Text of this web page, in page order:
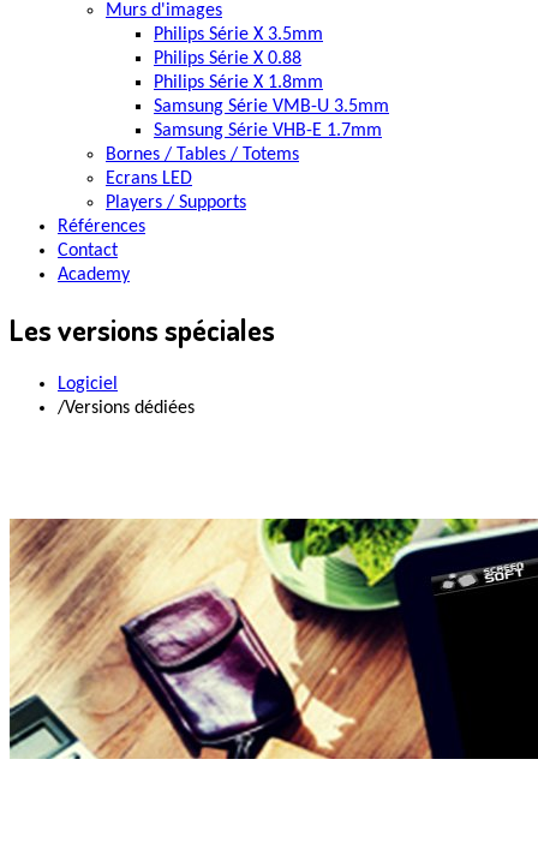
Murs d'images
Philips Série X 3.5mm
Philips Série X 0.88
Philips Série X 1.8mm
Samsung Série VMB-U 3.5mm
Samsung Série VHB-E 1.7mm
Bornes / Tables / Totems
Ecrans LED
Players / Supports
Références
Contact
Academy
Les versions spéciales
Logiciel
/Versions dédiées